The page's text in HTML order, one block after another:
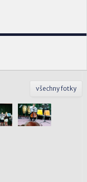
všechny fotky